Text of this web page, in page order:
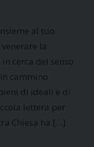
al tuo
la
cerca del senso
cammino
di ideali e di
lettera per
Chiesa ha […]